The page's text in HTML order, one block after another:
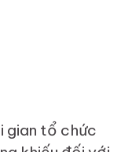
gian tổ chức